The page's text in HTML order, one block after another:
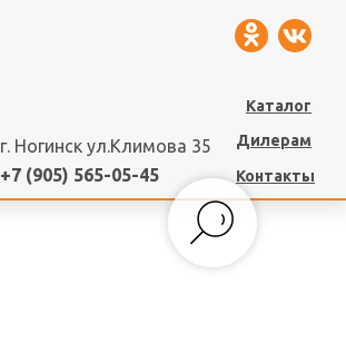
г. Ногинск ул.Климова 35
+7 (905) 565-05-45
Дилерам
Контакты
Каталог